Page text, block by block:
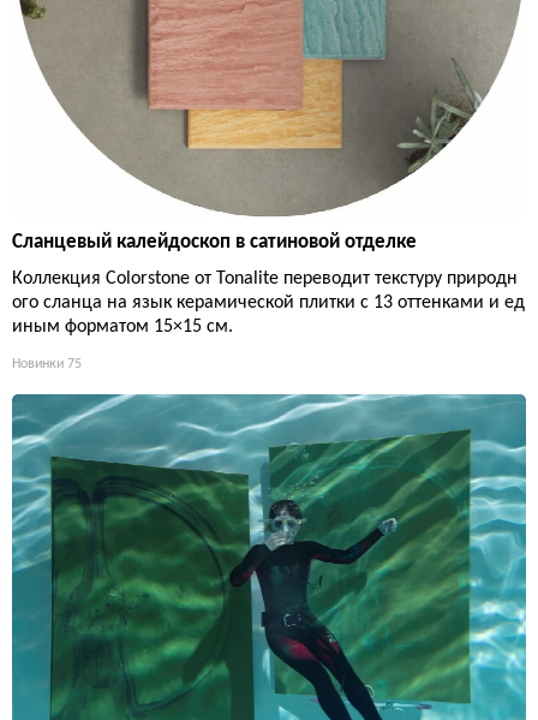
Сланцевый калейдоскоп в сатиновой отделке
Коллекция Colorstone от Tonalite переводит текстуру природн
ого сланца на язык керамической плитки с 13 оттенками и ед
иным форматом 15×15 см.
Новинки 75